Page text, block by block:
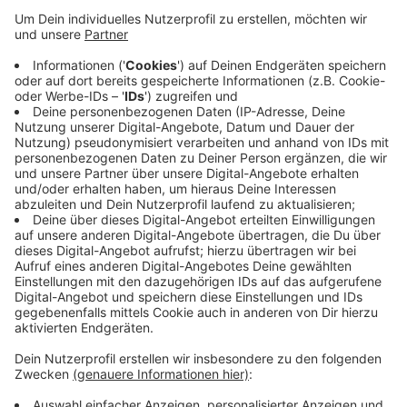
sind davon auch die Nacht-Express-Fahrten in der
Nacht von Freitag auf Samstag. Bei der
BOGESTRA bleiben auch die Kundencenter
übermorgen dicht. In den VER-Kundencentern kann
es laut Verkehrsunternehmen zu Einschränkungen
kommen. Kundinnen und Kunden können sich auf
den Internetseiten vonBOGESTRAundVER
informieren - oder über die kostenlose
Servicehotline: 0800 6 50 40 30.
Veröffentlicht:Mittwoch, 19.02.2025 14:44
Anzeige